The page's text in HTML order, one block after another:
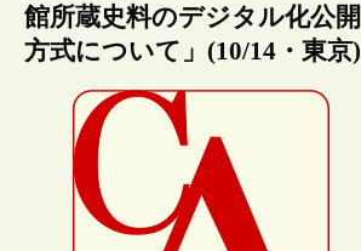
館所蔵史料のデジタル化公開
方式について」(10/14・東京)